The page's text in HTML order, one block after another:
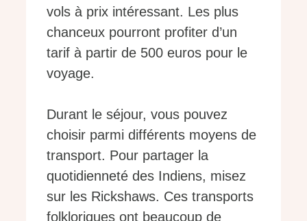
vols à prix intéressant. Les plus
chanceux pourront profiter d’un
tarif à partir de 500 euros pour le
voyage.
Durant le séjour, vous pouvez
choisir parmi différents moyens de
transport. Pour partager la
quotidienneté des Indiens, misez
sur les Rickshaws. Ces transports
folkloriques ont beaucoup de